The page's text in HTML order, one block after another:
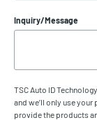
Inquiry/Message
TSC Auto ID
and we’ll only use
provide the products